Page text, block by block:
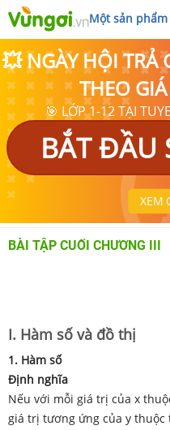
Một sản
💥 NGÀY HỘI TRẢ
THEO
🎯 LỚP 1-12 TẠI
BẮT ĐẦU
XEM
BÀI TẬP CUỐI CHƯƠNG III
I. Hàm số và đồ thị
1. Hàm số
Định nghĩa
Nếu với mỗi giá trị của x
giá trị tương ứng của y thuộc